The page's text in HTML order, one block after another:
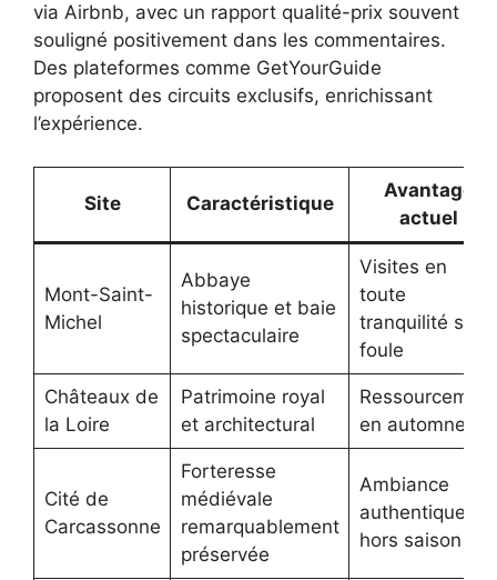
via Airbnb, avec un rapport qualité-prix souvent
souligné positivement dans les commentaires.
Des plateformes comme GetYourGuide
proposent des circuits exclusifs, enrichissant
l’expérience.
Site Caractéristique
Avantage
actuel
Mont-Saint-
Michel
Abbaye
historique et baie
spectaculaire
Visites en
toute
tranquilité sans
foule
Châteaux de
la Loire
Patrimoine royal
et architectural
Ressourcement
en automne
Cité de
Carcassonne
Forteresse
médiévale
remarquablement
préservée
Ambiance
authentique
hors saison